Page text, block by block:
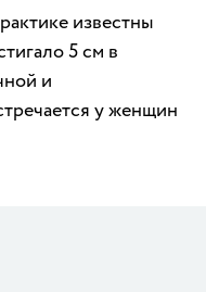
известны
5 см в
и
у женщин